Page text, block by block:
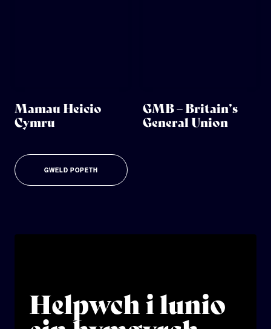
Mamau Heicio
Cymru
GMB – Britain’s
General Union
GWELD POPETH
Helpwch i lunio